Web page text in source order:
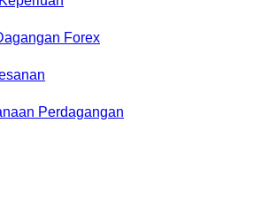
Forex
Perdagangan